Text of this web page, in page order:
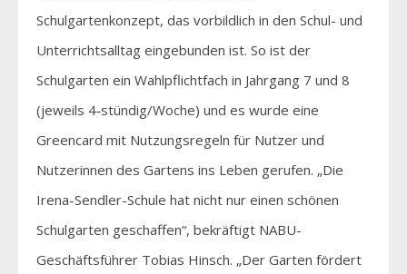
Schulgartenkonzept, das vorbildlich in den Schul- und
Unterrichtsalltag eingebunden ist. So ist der
Schulgarten ein Wahlpflichtfach in Jahrgang 7 und 8
(jeweils 4‐stündig/Woche) und es wurde eine
Greencard mit Nutzungsregeln für Nutzer und
Nutzerinnen des Gartens ins Leben gerufen. „Die
Irena-Sendler-Schule hat nicht nur einen schönen
Schulgarten geschaffen“, bekräftigt NABU-
Geschäftsführer Tobias Hinsch. „Der Garten fördert